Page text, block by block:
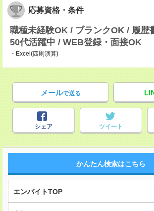
応募資格・条件
職種未経験OK / ブランクOK / 履歴
50代活躍中 / WEB登録・面接OK
・Excel(四則演算)
メールで送る
シェア ツイート
かんたん検索はこちら
エンバイトTOP